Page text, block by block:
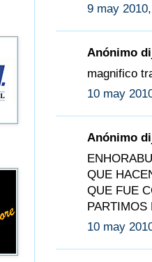
9 may
Anónimo
magnifico
10 may
Anónimo
QUE
QUE FUE
PARTIMOS
10 may